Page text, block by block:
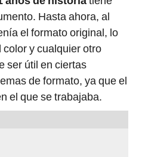
Hasta ahora, al
el formato original, lo
y cualquier otro
ser útil en ciertas
de formato, ya que el
el que se trabajaba.